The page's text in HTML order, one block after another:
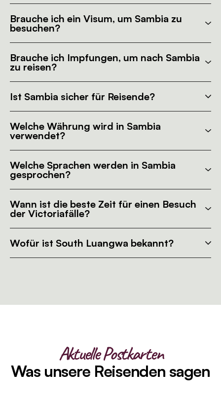
Brauche ich ein Visum, um Sambia zu
besuchen?
Brauche ich Impfungen, um nach Sambia
zu reisen?
Ist Sambia sicher für Reisende?
Welche Währung wird in Sambia
verwendet?
Welche Sprachen werden in Sambia
gesprochen?
Wann ist die beste Zeit für einen Besuch
der Victoriafälle?
Wofür ist South Luangwa bekannt?
Aktuelle Postkarten
Was unsere Reisenden sagen